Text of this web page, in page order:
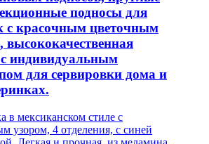
подносы для
с красочным цветочным
высококачественная
с индивидуальным
для сервировки дома и